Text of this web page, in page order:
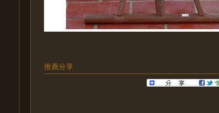
推薦分享